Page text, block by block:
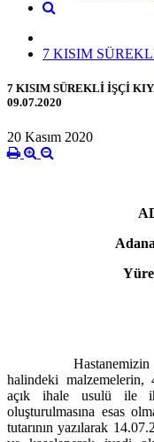
7 KISIM
7 KISIM SÜREKLİ İŞÇİ
09.07.2020
20 Kasım 2020
Hastanemizin 2020
halindeki malzemelerin,
açık ihale usulü ile
oluşturulmasına esas
tutarının yazılarak